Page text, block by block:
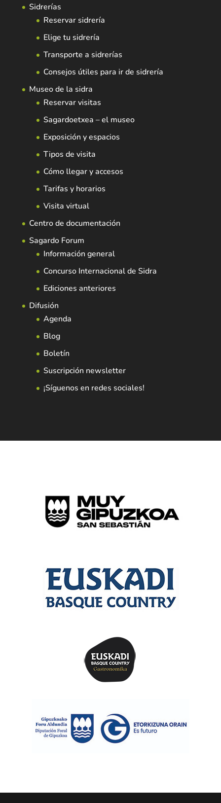
Sidrerías
Reservar sidrería
Elige tu sidrería
Transporte a sidrerías
Consejos útiles para ir de sidrería
Museo de la sidra
Reservar visitas
Sagardoetxea – el museo
Exposición y espacios
Tipos de visita
Cómo llegar y accesos
Tarifas y horarios
Visita virtual
Centro de documentación
Sagardo Forum
Información general
Concurso Internacional de Sidra
Ediciones anteriores
Difusión
Agenda
Blog
Boletín
Suscripción newsletter
¡Síguenos en redes sociales!